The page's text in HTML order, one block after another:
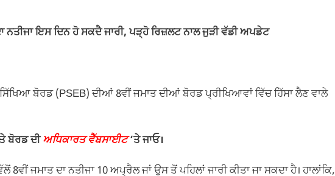
e
ਨਤੀਜਾ ਇਸ ਦਿਨ ਹੋ ਸਕਦੈ ਜਾਰੀ, ਪੜ੍ਹੋ ਰਿਜ਼ਲਟ ਨਾਲ ਜੁੜੀ ਵੱਡੀ ਅਪਡੇਟ
ਬੋਰਡ (PSEB) ਦੀਆਂ 8ਵੀਂ ਜਮਾਤ ਦੀਆਂ ਬੋਰਡ ਪ੍ਰੀਖਿਆਵਾਂ ਵਿੱਚ ਹਿੱਸਾ ਲੈਣ ਵਾਲੇ
ਬੋਰਡ ਦੀਅਧਿਕਾਰਤ ਵੈੱਬਸਾਈਟ‘ਤੇ ਜਾਓ।
ਜਮਾਤ ਦਾ ਨਤੀਜਾ 10 ਅਪ੍ਰੈਲ ਜਾਂ ਉਸ ਤੋਂ ਪਹਿਲਾਂ ਜਾਰੀ ਕੀਤਾ ਜਾ ਸਕਦਾ ਹੈ। ਹਾਲਾਂਕਿ,